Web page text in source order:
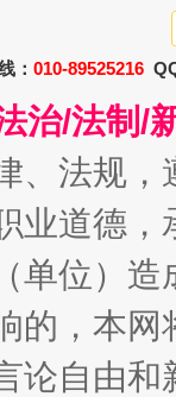
： 010-89525216
治/法制/
、法规
业道德
单位）
的，本
论自由